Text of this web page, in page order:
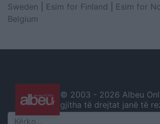
Sweden
Esim for Finland Esim for
Belgium
© 2003 - 2026 Albeu
gjitha të drejtat janë të